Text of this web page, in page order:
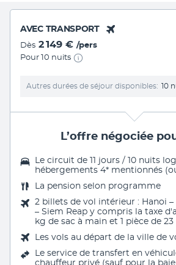
AVEC TRANSPORT
Dès 2 149 € /pers
Pour 10 nuits
Autres durées de séjour disponibles 10
L’offre négociée
Le circuit de 11 jours / 10 nuits
hébergements 4* mentionnés
La pension selon programme
2 billets de vol intérieur : Hanoi –
– Siem Reap y compris la taxe
kg de sac à main et 1 pièce de
Les vols au départ de la ville de
Le service de transfert en